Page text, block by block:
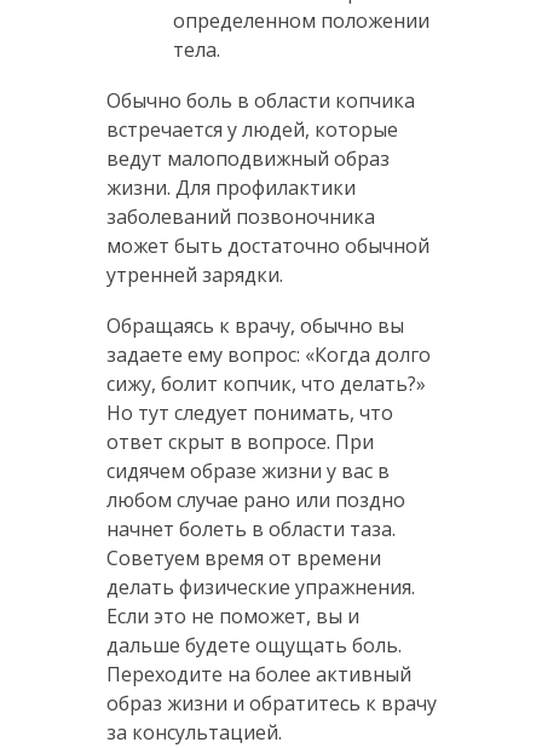
определенном положении
тела.
Обычно боль в области копчика
встречается у людей, которые
ведут малоподвижный образ
жизни. Для профилактики
заболеваний позвоночника
может быть достаточно обычной
утренней зарядки.
Обращаясь к врачу, обычно вы
задаете ему вопрос: «Когда долго
сижу, болит копчик, что делать?»
Но тут следует понимать, что
ответ скрыт в вопросе. При
сидячем образе жизни у вас в
любом случае рано или поздно
начнет болеть в области таза.
Советуем время от времени
делать физические упражнения.
Если это не поможет, вы и
дальше будете ощущать боль.
Переходите на более активный
образ жизни и обратитесь к врачу
за консультацией.